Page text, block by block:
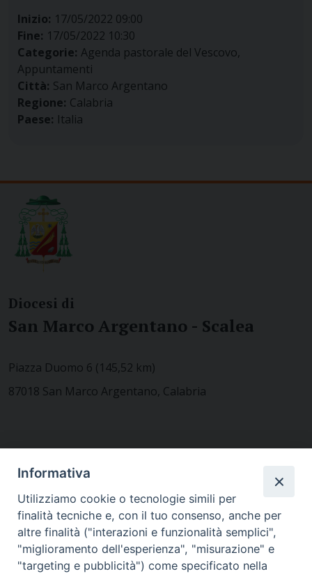
Inizio: 17/05/2022 09:00
Fine: 17/05/2022 10:30
Categorie: Agenda pastorale del Vescovo,
Appuntamenti
Città: San Marco Argentano
Regione: Calabria
Paese: Italia
Diocesi di
San Marco Argentano - Scalea
Piazza Duomo 6 (145,52 km)
87018 San Marco Argentano, Calabria
MODULISTICA
WEBMAIL
Informativa
Utilizziamo cookie o tecnologie simili per
finalità tecniche e, con il tuo consenso, anche per
altre finalità ("interazioni e funzionalità semplici",
"miglioramento dell'esperienza", "misurazione" e
"targeting e pubblicità") come specificato nella